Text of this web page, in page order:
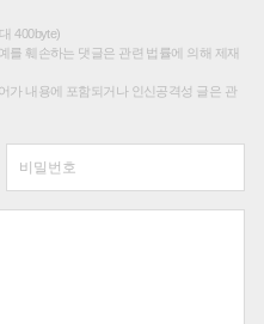
400byte)
를 훼손하는 댓글은 관련 법률에 의해 제재
가 내용에 포함되거나 인신공격성 글은 관